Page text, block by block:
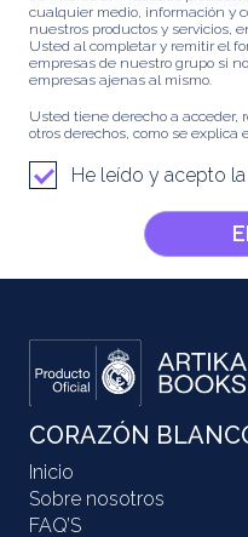
cualquier medio, información y
nuestros productos y servicios,
Usted al completar y remitir el
empresas de nuestro grupo si
empresas ajenas al mismo.
Usted tiene derecho a acceder,
otros derechos, como se
He leído y acepto la
CORAZÓN
Inicio
Sobre nosotros
FAQ’S